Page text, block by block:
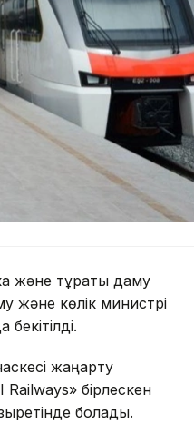
және тұрақты даму
және көлік министрі
жаңарту
бірлескен
болады.